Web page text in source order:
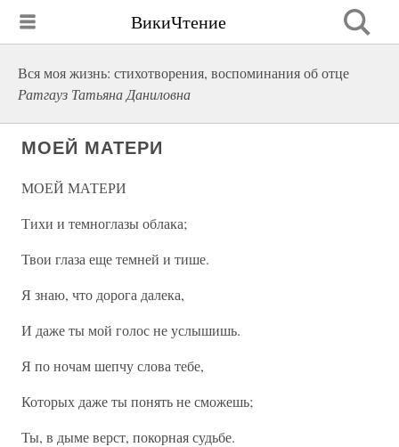
ВикиЧтение
Вся моя жизнь: стихотворения, воспоминания об отце
Ратгауз Татьяна Даниловна
МОЕЙ МАТЕРИ
МОЕЙ МАТЕРИ
Тихи и темноглазы облака;
Твои глаза еще темней и тише.
Я знаю, что дорога далека,
И даже ты мой голос не услышишь.
Я по ночам шепчу слова тебе,
Которых даже ты понять не сможешь;
Ты, в дыме верст, покорная судьбе.